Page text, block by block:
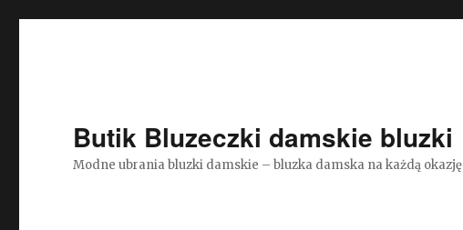
Butik Bluzeczki damskie bluzki
Modne ubrania bluzki damskie – bluzka damska na każdą okazję